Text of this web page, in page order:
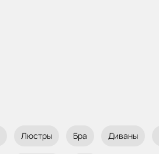
Люстры Бра Диваны